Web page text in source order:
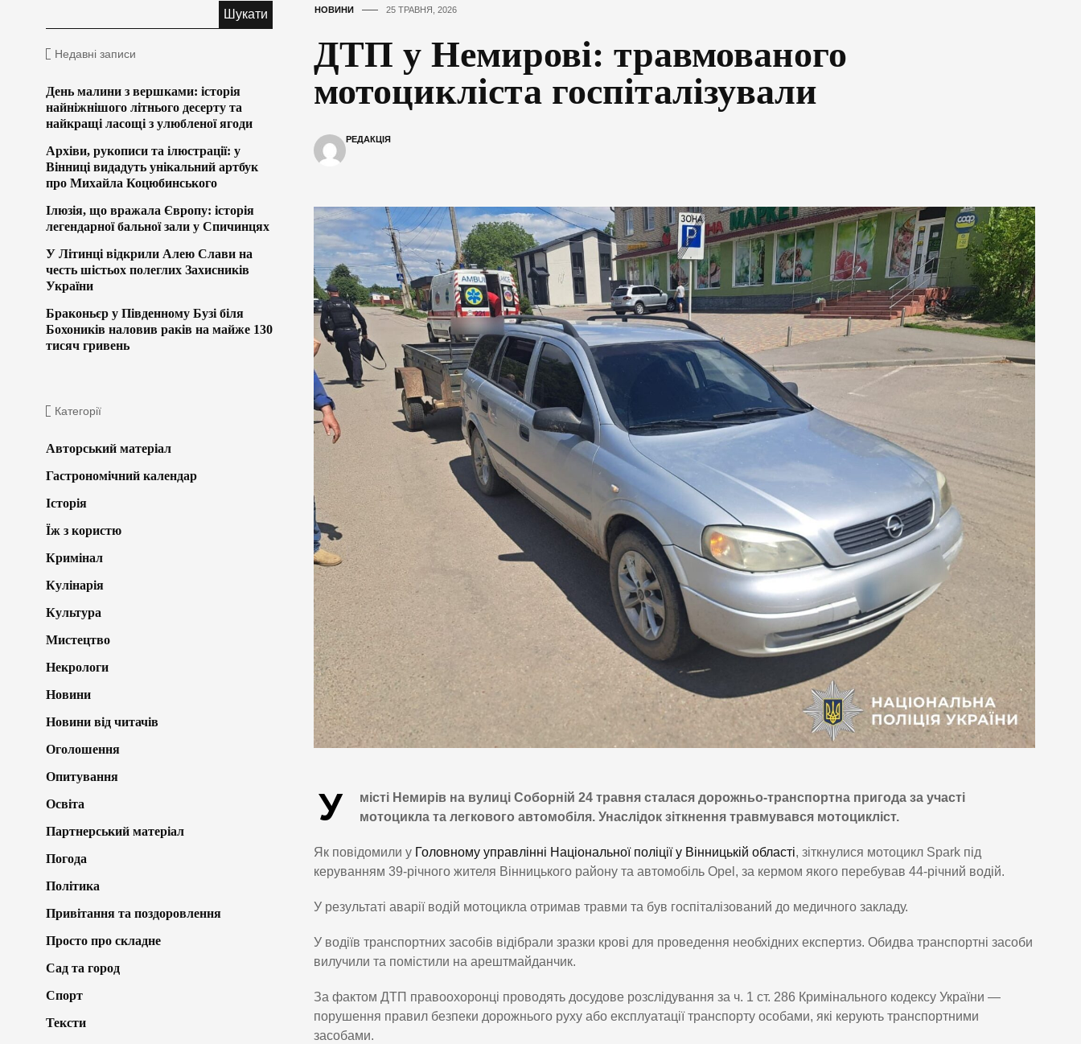
НОВИНИ 25 ТРАВНЯ, 2026
ДТП у Немирові: травмованого
мотоцикліста госпіталізували
РЕДАКЦІЯ
У
місті Немирів на вулиці Соборній 24 травня сталася дорожньо-транспортна пригода за участі
мотоцикла та легкового автомобіля. Унаслідок зіткнення травмувався мотоцикліст.
Як повідомили у Головному управлінні Національної поліції у Вінницькій області, зіткнулися мотоцикл Spark під
керуванням 39-річного жителя Вінницького району та автомобіль Opel, за кермом якого перебував 44-річний водій.
У результаті аварії водій мотоцикла отримав травми та був госпіталізований до медичного закладу.
У водіїв транспортних засобів відібрали зразки крові для проведення необхідних експертиз. Обидва транспортні засоби
вилучили та помістили на арештмайданчик.
За фактом ДТП правоохоронці проводять досудове розслідування за ч. 1 ст. 286 Кримінального кодексу України —
порушення правил безпеки дорожнього руху або експлуатації транспорту особами, які керують транспортними
засобами.
Недавні записи
День малини з вершками: історія
найніжнішого літнього десерту та
найкращі ласощі з улюбленої ягоди
Архіви, рукописи та ілюстрації: у
Вінниці видадуть унікальний артбук
про Михайла Коцюбинського
Ілюзія, що вражала Європу: історія
легендарної бальної зали у Спичинцях
У Літинці відкрили Алею Слави на
честь шістьох полеглих Захисників
України
Браконьєр у Південному Бузі біля
Бохоників наловив раків на майже 130
тисяч гривень
Категорії
Авторський матеріал
Гастрономічний календар
Історія
Їж з користю
Кримінал
Кулінарія
Культура
Мистецтво
Некрологи
Новини
Новини від читачів
Оголошення
Опитування
Освіта
Партнерський матеріал
Погода
Політика
Привітання та поздоровлення
Просто про складне
Сад та город
Спорт
Тексти